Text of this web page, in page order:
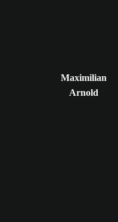
Maximilian
Arnold